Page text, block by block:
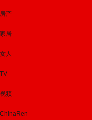
-
房产
-
家居
-
女人
-
TV
-
视频
-
ChinaRen